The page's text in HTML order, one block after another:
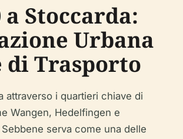
a Stoccarda:
Urbana
di Trasporto
attraverso i quartieri chiave di
Wangen, Hedelfingen e
serva come una delle